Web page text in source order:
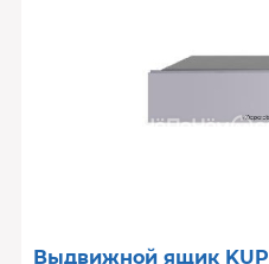
Выдвижной ящик